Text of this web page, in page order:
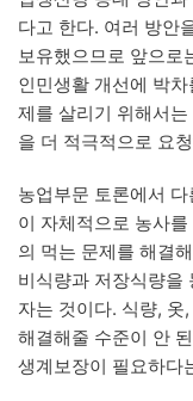
다고 한다. 여러 방안
보유했으므로 앞으로
인민생활 개선에 박
제를 살리기 위해서
을 더 적극적으로 요
농업부문 토론에서
이 자체적으로 농사
의 먹는 문제를 해결
비식량과 저장식량을
자는 것이다. 식량, 옷
해결해줄 수준이 안
생계보장이 필요하다